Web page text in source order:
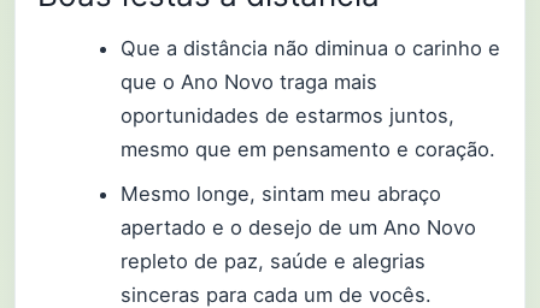
Que a distância não diminua o carinho e
que o Ano Novo traga mais
oportunidades de estarmos juntos,
mesmo que em pensamento e coração.
Mesmo longe, sintam meu abraço
apertado e o desejo de um Ano Novo
repleto de paz, saúde e alegrias
sinceras para cada um de vocês.